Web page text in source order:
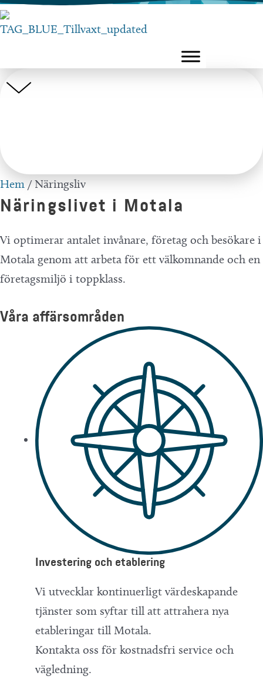
Hoppa
till
Hem /Näringsliv
Näringslivet i Motala
Vi optimerar antalet invånare, företag och besökare i
Motala genom att arbeta för ett välkomnande och en
företagsmiljö i toppklass.
Våra affärsområden
Investering och etablering
Vi utvecklar kontinuerligt värdeskapande
tjänster som syftar till att attrahera nya
etableringar till Motala.
Kontakta oss för kostnadsfri service och
vägledning.